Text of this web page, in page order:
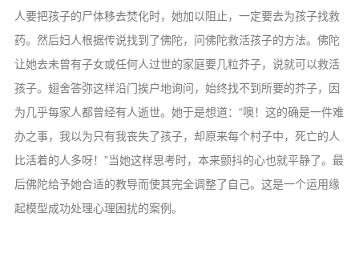
人要把孩子的尸体移去焚化时，她加以阻止，一定要去为孩子找救
药。然后妇人根据传说找到了佛陀，问佛陀救活孩子的方法。佛陀
让她去未曾有子女或任何人过世的家庭要几粒芥子，说就可以救活
孩子。翅舍答弥这样沿门挨户地询问，始终找不到所要的芥子，因
为几乎每家人都曾经有人逝世。她于是想道：“噢！这的确是一件难
办之事，我以为只有我丧失了孩子，却原来每个村子中，死亡的人
比活着的人多呀！”当她这样思考时，本来颤抖的心也就平静了。最
后佛陀给予她合适的教导而使其完全调整了自己。这是一个运用缘
起模型成功处理心理困扰的案例。